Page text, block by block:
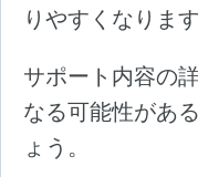
りやすくなります
サポート内容の
なる可能性があ
ょう。